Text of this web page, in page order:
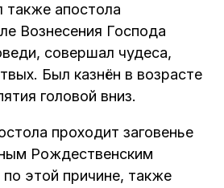
апостола
Вознесения Господа
совершал чудеса,
Был казнён в возрасте
головой вниз.
проходит заговенье
Рождественским
этой причине, также